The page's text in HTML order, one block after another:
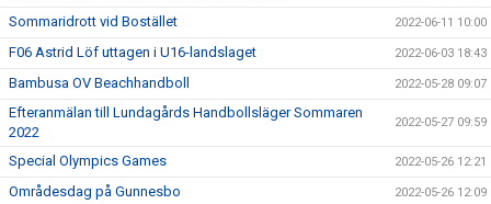
Sommaridrott vid Bostället 2022-06-11 10:00
F06 Astrid Löf uttagen i U16-landslaget 2022-06-03 18:43
Bambusa OV Beachhandboll 2022-05-28 09:07
Efteranmälan till Lundagårds Handbollsläger Sommaren
2022
2022-05-27 09:59
Special Olympics Games 2022-05-26 12:21
Områdesdag på Gunnesbo 2022-05-26 12:09